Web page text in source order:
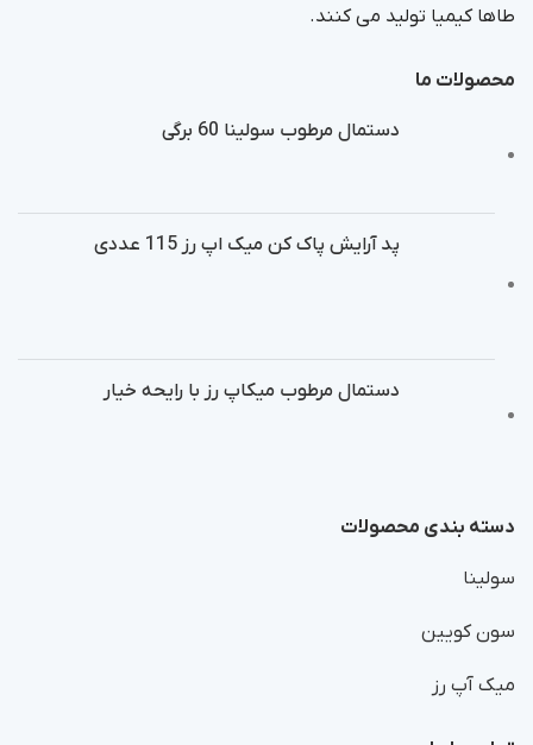
طاها کیمیا تولید می کنند.
محصولات ما
دستمال مرطوب سولینا 60 برگی
پد آرایش پاک کن میک اپ رز 115 عددی
دستمال مرطوب میکاپ رز با رایحه خیار
دسته بندی محصولات
سولینا
سون کویین
میک آپ رز